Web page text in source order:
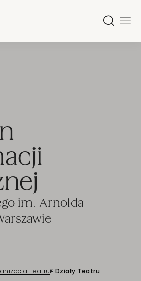
im. Arnolda
Teatru Działy Teatru